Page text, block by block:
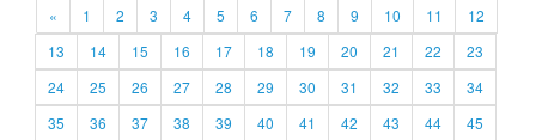
« 1 2 3 4 5 6 7 8 9 10 11
12
13
14 15 16 17 18 19 20 21 22
23
24
25 26 27 28 29 30 31 32 33
34
35
36 37 38 39 40 41 42 43 44
45